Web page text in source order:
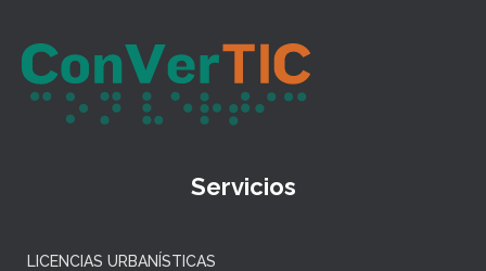
Servicios
LICENCIAS URBANÍSTICAS